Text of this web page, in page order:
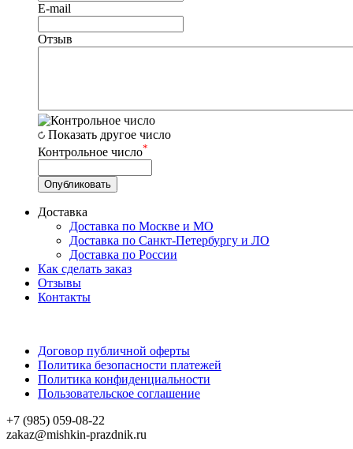
E-mail
Отзыв
Показать другое число
Контрольное число*
Доставка
Доставка по Москве и МО
Доставка по Санкт-Петербургу и ЛО
Доставка по России
Как сделать заказ
Отзывы
Контакты
Договор публичной оферты
Политика безопасности платежей
Политика конфиденциальности
Пользовательское соглашение
+7 (985) 059-08-22
zakaz@mishkin-prazdnik.ru